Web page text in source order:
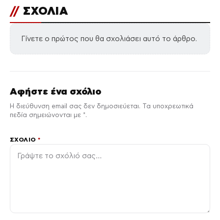
// ΣΧΟΛΙΑ
Γίνετε ο πρώτος που θα σχολιάσει αυτό το άρθρο.
Αφήστε ένα σχόλιο
Η διεύθυνση email σας δεν δημοσιεύεται. Τα υποχρεωτικά
πεδία σημειώνονται με *.
ΣΧΌΛΙΟ*